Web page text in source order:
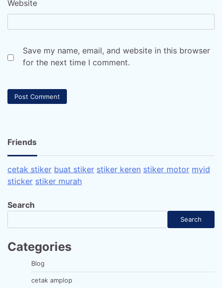
Website
Save my name, email, and website in this browser
for the next time I comment.
Friends
cetak stiker buat stiker stiker keren stiker motor myid
sticker stiker murah
Search
Search
Categories
Blog
cetak amplop